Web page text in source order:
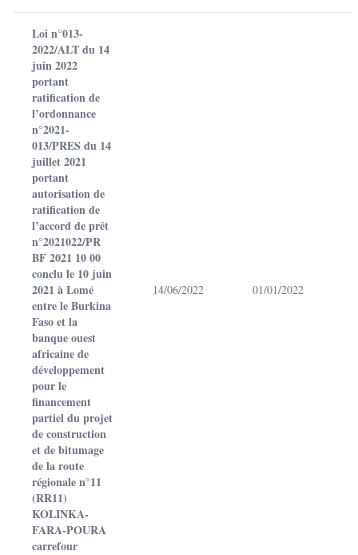
Loi n°013-
2022/ALT du 14
juin 2022
portant
ratification de
l’ordonnance
n°2021-
013/PRES du 14
juillet 2021
portant
autorisation de
ratification de
l’accord de prêt
n°2021022/PR
BF 2021 10 00
conclu le 10 juin
2021 à Lomé
entre le Burkina
Faso et la
banque ouest
africaine de
développement
pour le
financement
partiel du projet
de construction
et de bitumage
de la route
régionale n°11
(RR11)
KOLINKA-
FARA-POURA
carrefour
14/06/2022 01/01/2022